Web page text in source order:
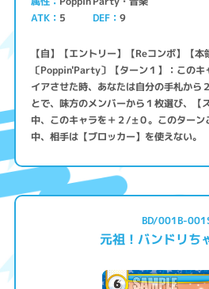
ATK 5 DEF 9
【自】【エントリー】【Reコンボ】【本
〔Poppin'Party〕【ターン１】：このキ
イアさせた時、あなたは自分の手札から
とで、味方のメンバーから１枚選び、【
中、このキャラを＋２/±０。このターン
中、相手は【ブロッカー】を使えない。
BD/001B-
元祖！バンドリち